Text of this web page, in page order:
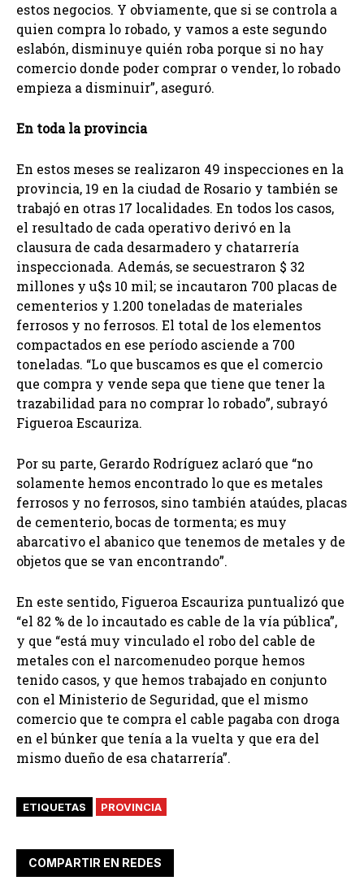
estos negocios. Y obviamente, que si se controla a
quien compra lo robado, y vamos a este segundo
eslabón, disminuye quién roba porque si no hay
comercio donde poder comprar o vender, lo robado
empieza a disminuir”, aseguró.
En toda la provincia
En estos meses se realizaron 49 inspecciones en la
provincia, 19 en la ciudad de Rosario y también se
trabajó en otras 17 localidades. En todos los casos,
el resultado de cada operativo derivó en la
clausura de cada desarmadero y chatarrería
inspeccionada. Además, se secuestraron $ 32
millones y u$s 10 mil; se incautaron 700 placas de
cementerios y 1.200 toneladas de materiales
ferrosos y no ferrosos. El total de los elementos
compactados en ese período asciende a 700
toneladas. “Lo que buscamos es que el comercio
que compra y vende sepa que tiene que tener la
trazabilidad para no comprar lo robado”, subrayó
Figueroa Escauriza.
Por su parte, Gerardo Rodríguez aclaró que “no
solamente hemos encontrado lo que es metales
ferrosos y no ferrosos, sino también ataúdes, placas
de cementerio, bocas de tormenta; es muy
abarcativo el abanico que tenemos de metales y de
objetos que se van encontrando”.
En este sentido, Figueroa Escauriza puntualizó que
“el 82 % de lo incautado es cable de la vía pública”,
y que “está muy vinculado el robo del cable de
metales con el narcomenudeo porque hemos
tenido casos, y que hemos trabajado en conjunto
con el Ministerio de Seguridad, que el mismo
comercio que te compra el cable pagaba con droga
en el búnker que tenía a la vuelta y que era del
mismo dueño de esa chatarrería”.
ETIQUETAS PROVINCIA
COMPARTIR EN REDES